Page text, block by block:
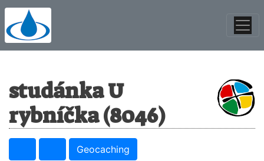
studánka U
rybníčka (8046)
Geocaching